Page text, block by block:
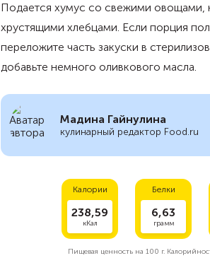
Подается хумус со свежими овощами,
хрустящими хлебцами. Если порция
переложите часть закуски в
добавьте немного оливкового масла.
Мадина Гайнулина
кулинарный редактор Food.ru
Калории
238,59
кКал
Белки
6,63
грамм
Пищевая ценность на 100 г.